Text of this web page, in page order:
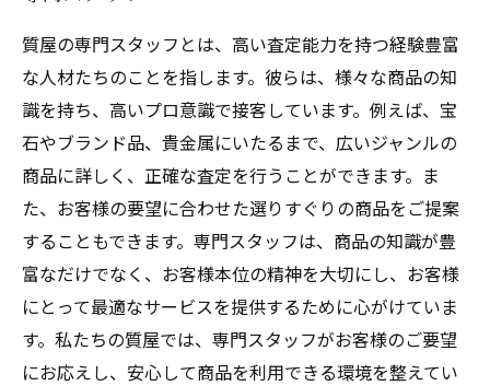
質屋の専門スタッフとは、高い査定能力を持つ経験豊富
な人材たちのことを指します。彼らは、様々な商品の知
識を持ち、高いプロ意識で接客しています。例えば、宝
石やブランド品、貴金属にいたるまで、広いジャンルの
商品に詳しく、正確な査定を行うことができます。ま
た、お客様の要望に合わせた選りすぐりの商品をご提案
することもできます。専門スタッフは、商品の知識が豊
富なだけでなく、お客様本位の精神を大切にし、お客様
にとって最適なサービスを提供するために心がけていま
す。私たちの質屋では、専門スタッフがお客様のご要望
にお応えし、安心して商品を利用できる環境を整えてい